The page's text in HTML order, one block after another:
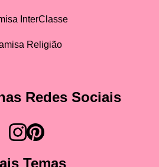
InterClasse
Religião
Redes Sociais
Temas